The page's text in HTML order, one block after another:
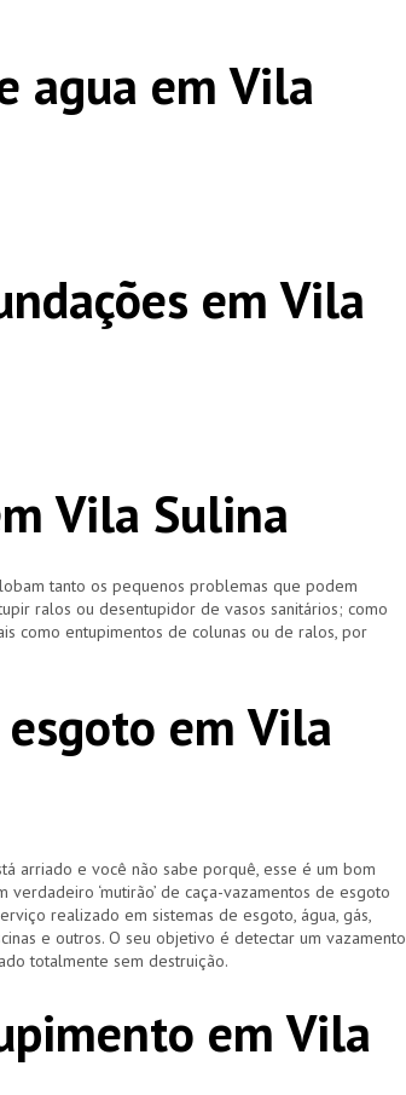
agua em Vila
em Vila
Vila Sulina
tanto os pequenos problemas que podem
ralos ou desentupidor de vasos sanitários; como
como entupimentos de colunas ou de ralos, por
em Vila
arriado e você não sabe porquê, esse é um bom
‘mutirão’ de caça-vazamentos de esgoto
realizado em sistemas de esgoto, água, gás,
e outros. O seu objetivo é detectar um vazamento
totalmente sem destruição.
em Vila